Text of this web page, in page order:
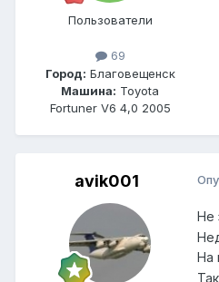
Пользователи
69
Город: Благовещенск
Машина: Toyota
Fortuner V6 4,0 2005
avik001
Не
На